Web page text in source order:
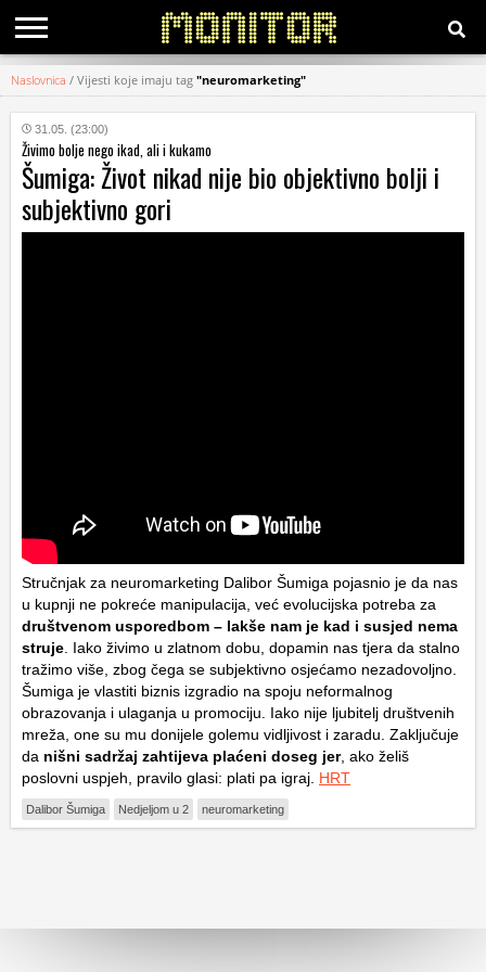
KATEGORIJE
HRVATSKI
WEB
Naslovnica / Vijesti koje imaju tag "neuromarketing"
31.05. (23:00)
Živimo bolje nego ikad, ali i kukamo
Šumiga: Život nikad nije bio objektivno bolji i
subjektivno gori
Stručnjak za neuromarketing Dalibor Šumiga pojasnio je da nas
u kupnji ne pokreće manipulacija, već evolucijska potreba za
društvenom usporedbom – lakše nam je kad i susjed nema
struje . Iako živimo u zlatnom dobu, dopamin nas tjera da stalno
tražimo više, zbog čega se subjektivno osjećamo nezadovoljno.
Šumiga je vlastiti biznis izgradio na spoju neformalnog
obrazovanja i ulaganja u promociju. Iako nije ljubitelj društvenih
mreža, one su mu donijele golemu vidljivost i zaradu. Zaključuje
da nišni sadržaj zahtijeva plaćeni doseg jer, ako želiš
poslovni uspjeh, pravilo glasi: plati pa igraj. HRT
Dalibor Šumiga Nedjeljom u 2 neuromarketing